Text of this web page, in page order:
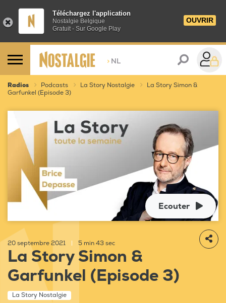
Téléchargez l'application
Nostalgie Belgique
Gratuit - Sur Google Play
OUVRIR
> NL
Radios Podcasts La Story Nostalgie
La Story Simon &
Garfunkel (Episode 3)
Ecouter
20 septembre 2021 5 min 43 sec
La Story Simon &
Garfunkel (Episode 3)
La Story Nostalgie